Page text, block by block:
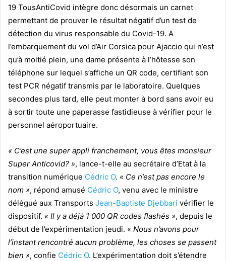
19 TousAntiCovid intègre donc désormais un carnet
permettant de prouver le résultat négatif d’un test de
détection du virus responsable du Covid-19. A
l’embarquement du vol d’Air Corsica pour Ajaccio qui n’est
qu’à moitié plein, une dame présente à l’hôtesse son
téléphone sur lequel s’affiche un QR code, certifiant son
test PCR négatif transmis par le laboratoire. Quelques
secondes plus tard, elle peut monter à bord sans avoir eu
à sortir toute une paperasse fastidieuse à vérifier pour le
personnel aéroportuaire.
« C’est une super appli franchement, vous êtes monsieur
Super Anticovid? », lance-t-elle au secrétaire d’Etat à la
transition numérique Cédric O. « Ce n’est pas encore le
nom », répond amusé Cédric O, venu avec le ministre
délégué aux Transports Jean-Baptiste Djebbari vérifier le
dispositif. « Il y a déjà 1 000 QR codes flashés », depuis le
début de l’expérimentation jeudi. « Nous n’avons pour
l’instant rencontré aucun problème, les choses se passent
bien », confie Cédric O. L’expérimentation doit s’étendre